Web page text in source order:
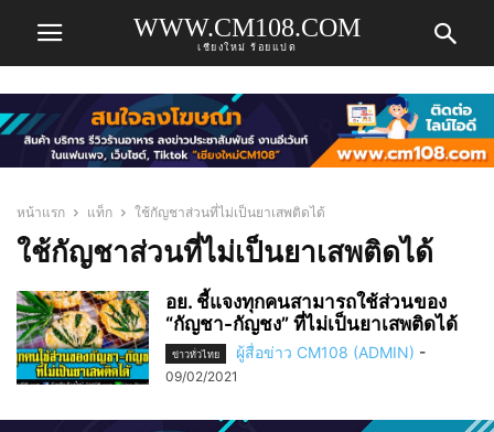
WWW.CM108.COM
เชียงใหม่ ร้อยแปด
หน้าแรก แท็ก ใช้กัญชาส่วนที่ไม่เป็นยาเสพติดได้
ใช้กัญชาส่วนที่ไม่เป็นยาเสพติดได้
อย. ชี้แจงทุกคนสามารถใช้ส่วนของ
“กัญชา-กัญชง” ที่ไม่เป็นยาเสพติดได้
ข่าวทั่วไทย ผู้สื่อข่าว CM108 (ADMIN) -
09/02/2021